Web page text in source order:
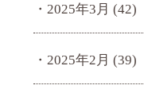
2025年3月 (42)
2025年2月 (39)